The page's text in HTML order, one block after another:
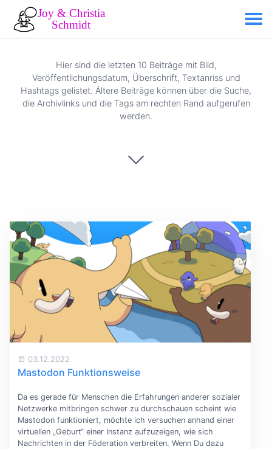
Hier sind die letzten 10 Beiträge mit Bild,
Veröffentlichungsdatum, Überschrift, Textanriss und
Hashtags gelistet. Ältere Beiträge können über die Suche,
die Archivlinks und die Tags am rechten Rand aufgerufen
werden.
03.12.2022
Mastodon Funktionsweise
Da es gerade für Menschen die Erfahrungen anderer sozialer
Netzwerke mitbringen schwer zu durchschauen scheint wie
Mastodon funktioniert, möchte ich versuchen anhand einer
virtuellen „Geburt“ einer Instanz aufzuzeigen, wie sich
Nachrichten in der Föderation verbreiten. Wenn Du dazu